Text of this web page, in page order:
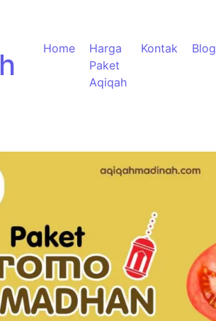
Home
Harga
Paket
Aqiqah
Kontak Blog